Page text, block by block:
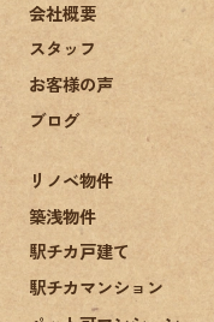
会社概要
スタッフ
お客様の声
ブログ
リノベ物件
築浅物件
駅チカ戸建て
駅チカマンション